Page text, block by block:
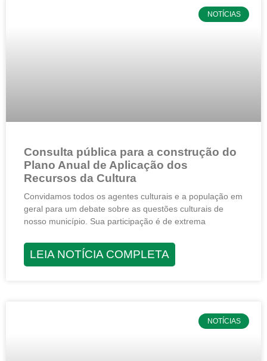
NOTÍCIAS
Consulta pública para a construção do
Plano Anual de Aplicação dos
Recursos da Cultura
Convidamos todos os agentes culturais e a população em
geral para um debate sobre as questões culturais de
nosso município. Sua participação é de extrema
LEIA NOTÍCIA COMPLETA
NOTÍCIAS